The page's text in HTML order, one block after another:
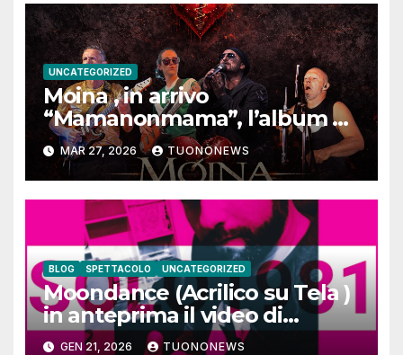
UNCATEGORIZED
Moina , in arrivo
“Mamanonmama”, l’album di
debutto per Ghost Record
MAR 27, 2026 TUONONEWS
BLOG SPETTACOLO UNCATEGORIZED
Moondance (Acrilico su Tela )
in anteprima il video di
SOLO1981
GEN 21, 2026 TUONONEWS